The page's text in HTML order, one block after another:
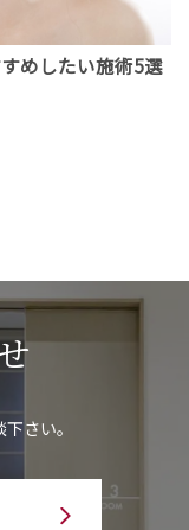
めしたい施術5選
さい。